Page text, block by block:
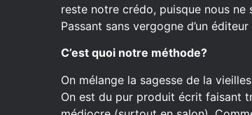
reste notre crédo, puisque nous ne
Passant sans vergogne d’un éditeur
C’est quoi notre méthode?
On mélange la sagesse de la
On est du pur produit écrit faisant